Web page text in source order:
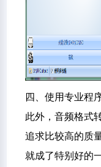
四、使用专业程
此外，音频格式
追求比较高的质
就成了特别好的